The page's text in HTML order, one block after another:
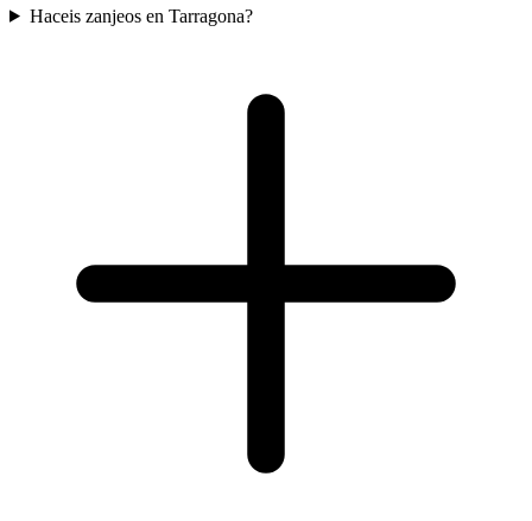
Haceis zanjeos en Tarragona?